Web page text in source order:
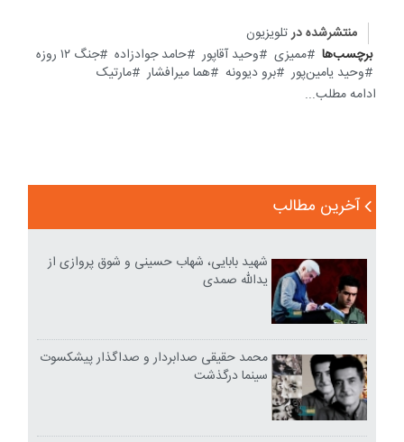
منتشرشده درتلویزیون
برچسب‌ها
ممیزی وحید آقاپور حامد جوادزاده‌
جنگ ۱۲ روزه
وحید یامین‌پور
برو دیوونه هما میرافشار
مارتیک
ادامه مطلب...
آخرین مطالب
شهید بابایی، شهاب حسینی و شوق پروازی از
یدالله صمدی
محمد حقیقی صدابردار و صداگذار پیشکسوت
سینما درگذشت